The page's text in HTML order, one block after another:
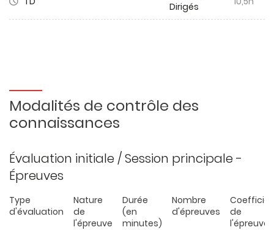
Dirigés
Modalités de contrôle des
connaissances
Évaluation initiale / Session principale -
Épreuves
Type
d'évaluation
Nature
de
l'épreuve
Durée
(en
minutes)
Nombre
d'épreuves
de
l'épreuve